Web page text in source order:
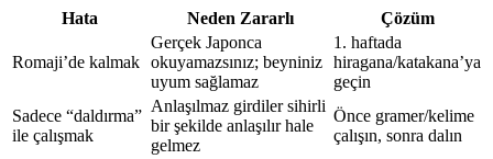
Hata Neden Zararlı Çözüm
Romaji’de kalmak
Gerçek Japonca
okuyamazsınız; beyniniz
uyum sağlamaz
1. haftada
hiragana/katakana’ya
geçin
Sadece “daldırma”
ile çalışmak
Anlaşılmaz girdiler sihirli
bir şekilde anlaşılır hale
gelmez
Önce gramer/kelime
çalışın, sonra dalın